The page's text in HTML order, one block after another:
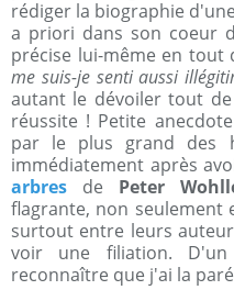
rédiger la biographie
a priori dans son coeur
précise lui-même en tout
me suis-je senti aussi
autant le dévoiler tout
réussite ! Petite
par le plus grand des
immédiatement après
arbres de Peter
flagrante, non seulement
surtout entre leurs
voir une filiation.
reconnaître que j'ai la